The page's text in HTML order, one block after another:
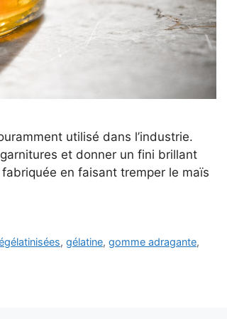
utilisé dans l’industrie.
et donner un fini brillant
en faisant tremper le maïs
,gélatine,gomme adragante,